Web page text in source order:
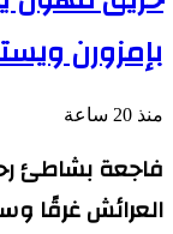
بإمزورن
منذ 20 ساعة
فاجعة بشاطئ
العرائش غرقًا